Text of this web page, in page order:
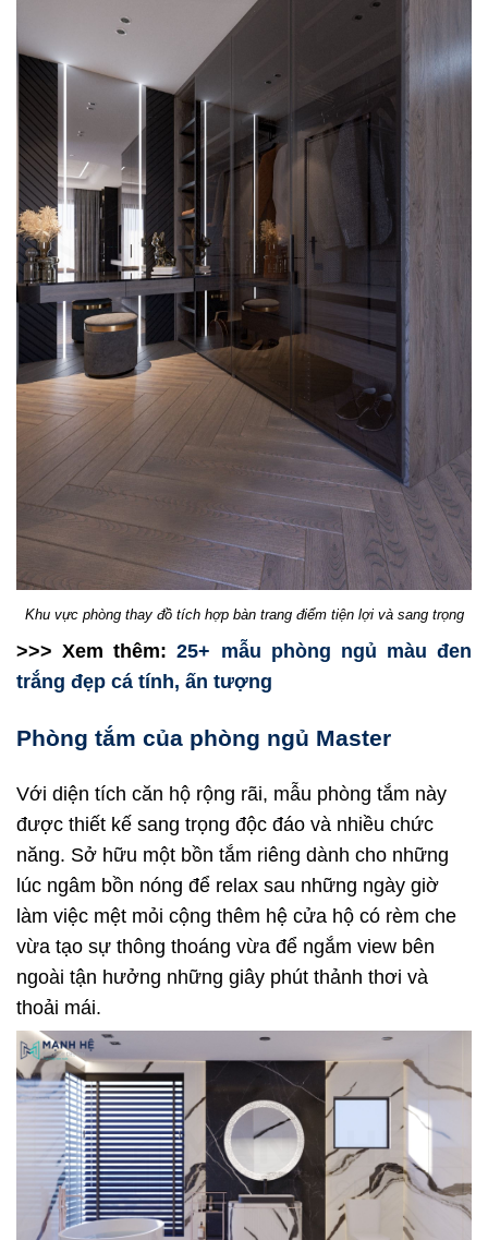
Khu vực phòng thay đồ tích hợp bàn trang điểm tiện lợi và sang trọng
>>> Xem thêm:25+ mẫu phòng ngủ màu đen
trắng đẹp cá tính, ấn tượng
Phòng tắm của phòng ngủ Master
Với diện tích căn hộ rộng rãi, mẫu phòng tắm này
được thiết kế sang trọng độc đáo và nhiều chức
năng. Sở hữu một bồn tắm riêng dành cho những
lúc ngâm bồn nóng để relax sau những ngày giờ
làm việc mệt mỏi cộng thêm hệ cửa hộ có rèm che
vừa tạo sự thông thoáng vừa để ngắm view bên
ngoài tận hưởng những giây phút thảnh thơi và
thoải mái.